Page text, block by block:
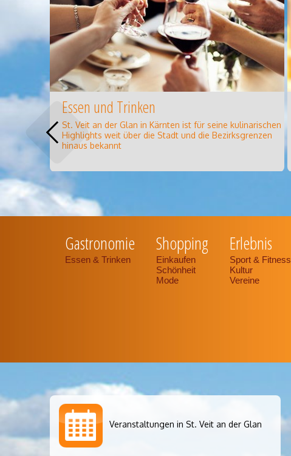
Essen und Trinken
St. Veit an der Glan in Kärnten ist für seine kulinarischen
Highlights weit über die Stadt und die Bezirksgrenzen
hinaus bekannt
Gastronomie
Essen & Trinken
Shopping
Einkaufen
Schönheit
Mode
Erlebnis
Sport & Fitness
Kultur
Vereine
Veranstaltungen in St. Veit an der Glan